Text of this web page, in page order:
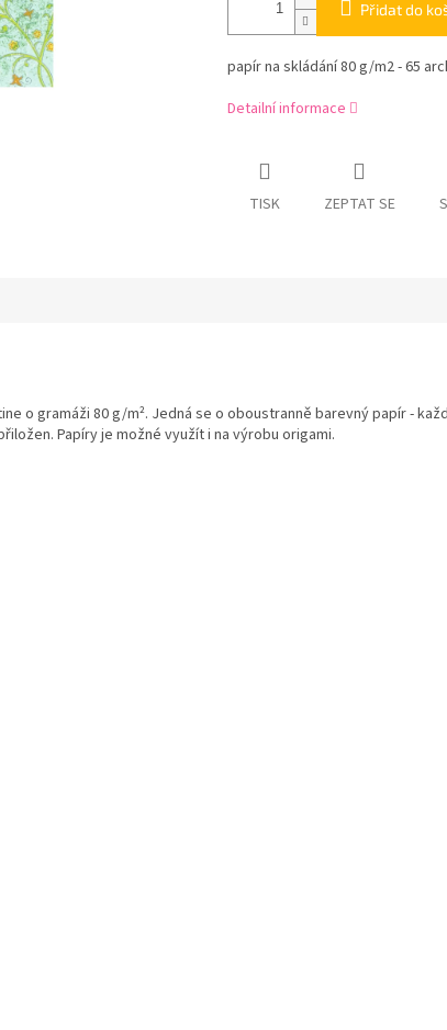
Přidat do
papír na skládání 80 g/m2 - 65
Detailní informace
TISK ZEPTAT SE
o gramáži 80 g/m². Jedná se o oboustranně barevný papír -
Papíry je možné využít i na výrobu origami.